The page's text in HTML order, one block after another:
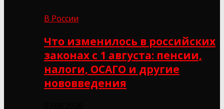
В России
Что изменилось в российских
законах с 1 августа: пенсии,
налоги, ОСАГО и другие
нововведения